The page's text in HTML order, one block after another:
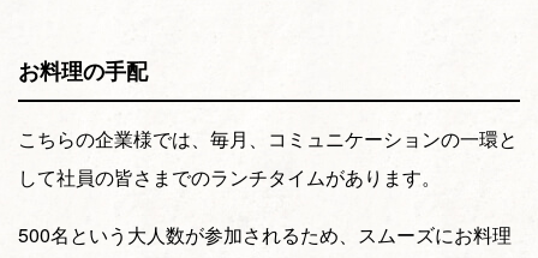
お料理の手配
こちらの企業様では、毎月、コミュニケーションの一環と
して社員の皆さまでのランチタイムがあります。
500名という大人数が参加されるため、スムーズにお料理